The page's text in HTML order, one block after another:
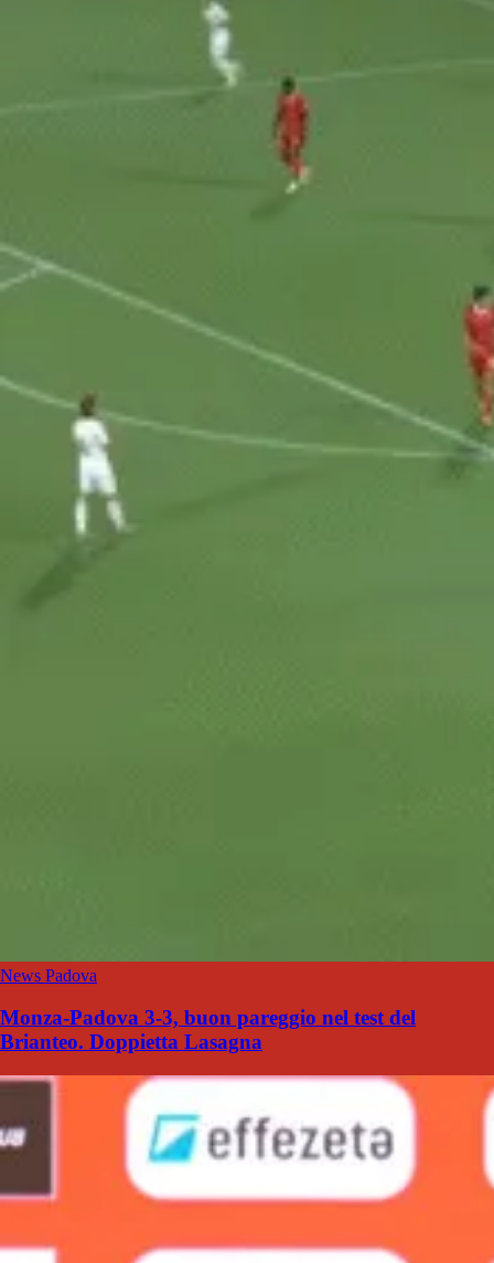
News Padova
Monza-Padova 3-3, buon pareggio nel test del
Brianteo. Doppietta Lasagna